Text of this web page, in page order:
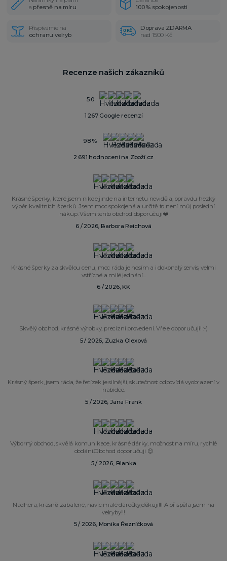
a přesně na míru
100% spokojenosti
Přispíváme na
ochranu velryb
Doprava ZDARMA
nad 1500 Kč
Recenze našich zákazníků
5.0
1 267 Google recenzí
98 %
2 691 hodnocení na Zboží.cz
Krásné šperky, které jsem nikde jinde na internetu neviděla, opravdu hezký
výběr kvalitních šperků. Jsem moc spokojená a určitě to není můj poslední
nákup. Všem tento obchod doporučuji❤️
6 / 2026, Barbora Reichová
Krásné šperky za skvělou cenu, moc ráda je nosím a i dokonalý servis, velmi
vstřícné a milé jednání...
6 / 2026, KK
Skvělý obchod, krásné výrobky, precizní provedení. Vřele doporučuji! :-)
5 / 2026, Zuzka Olexová
Krásný šperk, jsem ráda, že řetízek je silnější, skutečnost odpovídá vyobrazení v
nabídce.
5 / 2026, Jana Frank
Výborný obchod, skvělá komunikace, krásné dárky, možnost na míru, rychlé
dodání.Obchod doporučuji 😊
5 / 2026, Blanka
Nádhera, krásně zabalené, navíc malé dárečky,děkuji!!! A přispěla jsem na
velryby!!!
5 / 2026, Monika Řezníčková